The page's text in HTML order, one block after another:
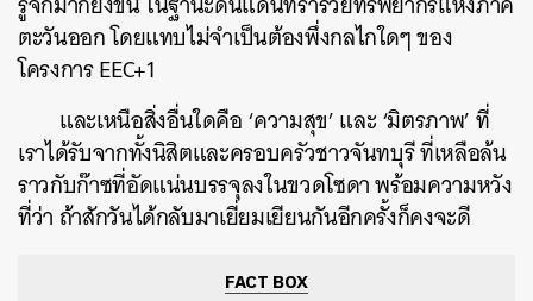
ตะวันออก โดยแทบไม่จำเป็นต้องพึ่งกลไกใดๆ ของ
โครงการ EEC+1
และเหนือสิ่งอื่นใดคือ ‘ความสุข’ และ ‘มิตรภาพ’ ที่
เราได้รับจากทั้งนิสิตและครอบครัวชาวจันทบุรี ที่เหลือล้น
ราวกับก๊าซที่อัดแน่นบรรจุลงในขวดโซดา พร้อมความหวัง
ที่ว่า ถ้าสักวันได้กลับมาเยี่ยมเยียนกันอีกครั้งก็คงจะดี
FACT BOX